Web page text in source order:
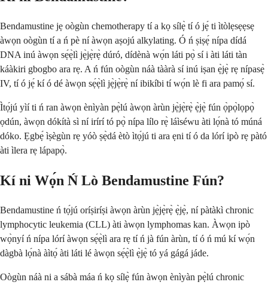
Bendamustine jẹ oògùn chemotherapy tí a kọ sílẹ̀ tí ó jẹ́ ti ìtòlẹsẹẹsẹ
àwọn oògùn tí a ń pè ní àwọn aṣojú alkylating. Ó ń ṣiṣẹ́ nípa dídá
DNA inú àwọn sẹ́ẹ̀lì jẹ̀jẹ̀rẹ̀ dúró, dídènà wọ́n láti pọ̀ sí i àti láti tàn
káàkiri gbogbo ara rẹ. A ń fún oògùn náà tààrà sí inú iṣan ẹ̀jẹ̀ rẹ nípasẹ̀
IV, tí ó jẹ́ kí ó dé àwọn sẹ́ẹ̀lì jẹ̀jẹ̀rẹ̀ ní ibikíbi tí wọ́n lè fi ara pamọ́ sí.
Ìtọ́jú yìí ti ń ran àwọn ènìyàn pẹ̀lú àwọn àrùn jẹ̀jẹ̀rẹ̀ ẹ̀jẹ̀ fún ọ̀pọ̀lọpọ̀
ọdún, àwọn dókítà sì ní irírí tó pọ̀ nípa lílo rẹ̀ láìséwu àti lọ́nà tó múná
dóko. Ẹgbẹ́ ìṣègùn rẹ yóò ṣẹ̀dá ètò ìtọ́jú ti ara ẹni tí ó da lórí ipò rẹ pàtó
àti ìlera rẹ lápapọ̀.
Kí ni Wọ́n Ń Lò Bendamustine Fún?
Bendamustine ń tọ́jú oríṣiríṣi àwọn àrùn jẹ̀jẹ̀rẹ̀ ẹ̀jẹ̀, ní pàtàkì chronic
lymphocytic leukemia (CLL) àti àwọn lymphomas kan. Àwọn ipò
wọ̀nyí ń nípa lórí àwọn sẹ́ẹ̀lì ara rẹ tí ń jà fún àrùn, tí ó ń mú kí wọ́n
dàgbà lọ́nà àìtọ́ àti láti lé àwọn sẹ́ẹ̀lì ẹ̀jẹ̀ tó yá gágá jáde.
Oògùn náà ni a sábà máa ń kọ sílẹ̀ fún àwọn ènìyàn pẹ̀lú chronic